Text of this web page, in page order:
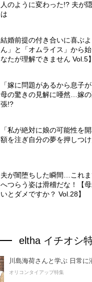
人のように変わった!? 夫が
は
結婚前提の付き合いに喜ぶ
ん」と「オムライス」から
なたが理解できません Vol.5】
「嫁に問題があるから息子
母の驚きの見解に唖然…嫁
張!?
「私が絶対に娘の可能性を
額を注ぎ自分の夢を押しつ
夫が闇堕ちした瞬間…これ
へつらう姿は滑稽だな！【
いとダメですか？ Vol.28】
eltha イチオシ
川島海荷さんと学ぶ 日常に
オリコンタイアップ特集